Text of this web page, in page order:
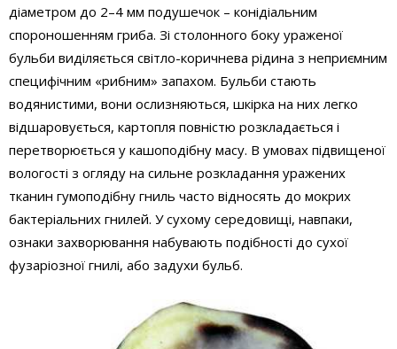
діаметром до 2–4 мм подушечок – конідіальним
спороношенням гриба. Зі столонного боку ураженої
бульби виділяється світло-коричнева рідина з неприємним
специфічним «рибним» запахом. Бульби стають
водянистими, вони ослизняються, шкірка на них легко
відшаровується, картопля повністю розкладається і
перетворюється у кашоподібну масу. В умовах підвищеної
вологості з огляду на сильне розкладання уражених
тканин гумоподібну гниль часто відносять до мокрих
бактеріальних гнилей. У сухому середовищі, навпаки,
ознаки захворювання набувають подібності до сухої
фузаріозної гнилі, або задухи бульб.